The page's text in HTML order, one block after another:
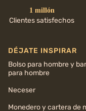
1 millón
Clientes satisfechos
DÉJATE INSPIRAR
Bolso para hombre y
para hombre
Neceser
Monedero y cartera de